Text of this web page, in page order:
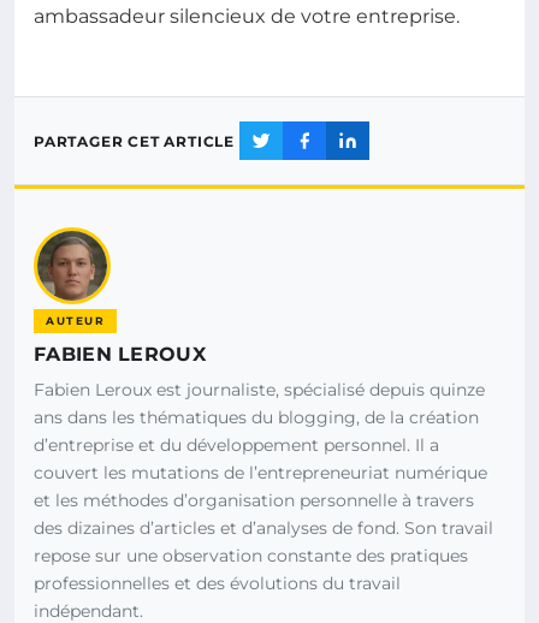
ambassadeur silencieux de votre entreprise.
PARTAGER CET ARTICLE
AUTEUR
FABIEN LEROUX
Fabien Leroux est journaliste, spécialisé depuis quinze
ans dans les thématiques du blogging, de la création
d’entreprise et du développement personnel. Il a
couvert les mutations de l’entrepreneuriat numérique
et les méthodes d’organisation personnelle à travers
des dizaines d’articles et d’analyses de fond. Son travail
repose sur une observation constante des pratiques
professionnelles et des évolutions du travail
indépendant.